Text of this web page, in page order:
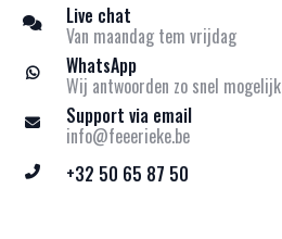
Live chat
Van maandag tem vrijdag
WhatsApp
Wij antwoorden zo snel mogelijk
Support via email
info@feeerieke.be
+32 50 65 87 50